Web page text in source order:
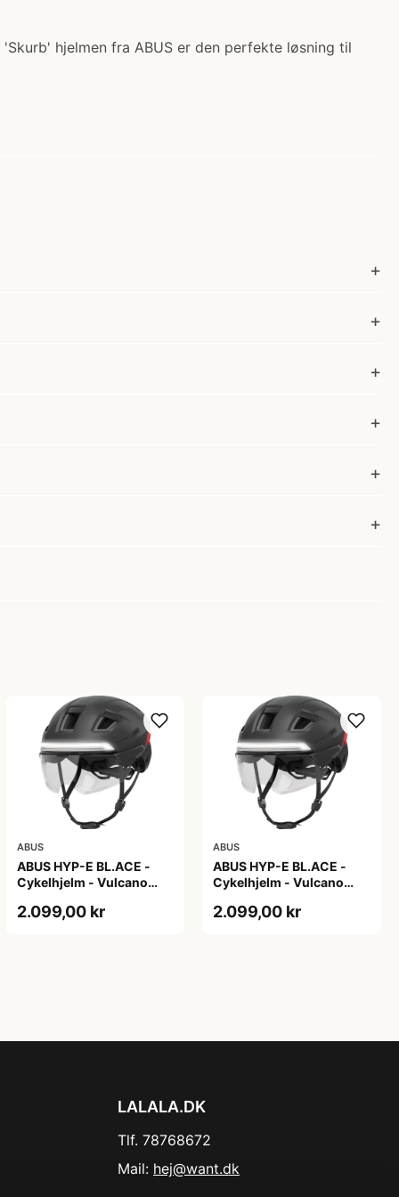
hjelmen fra ABUS er den perfekte løsning til
ABUS
ABUS HYP-E BL.ACE -
Cykelhjelm - Vulcano
2.099,00 kr
ABUS
ABUS HYP-E BL.ACE -
Cykelhjelm - Vulcano
2.099,00 kr
LALALA.DK
Tlf. 78768672
Mail: hej@want.dk